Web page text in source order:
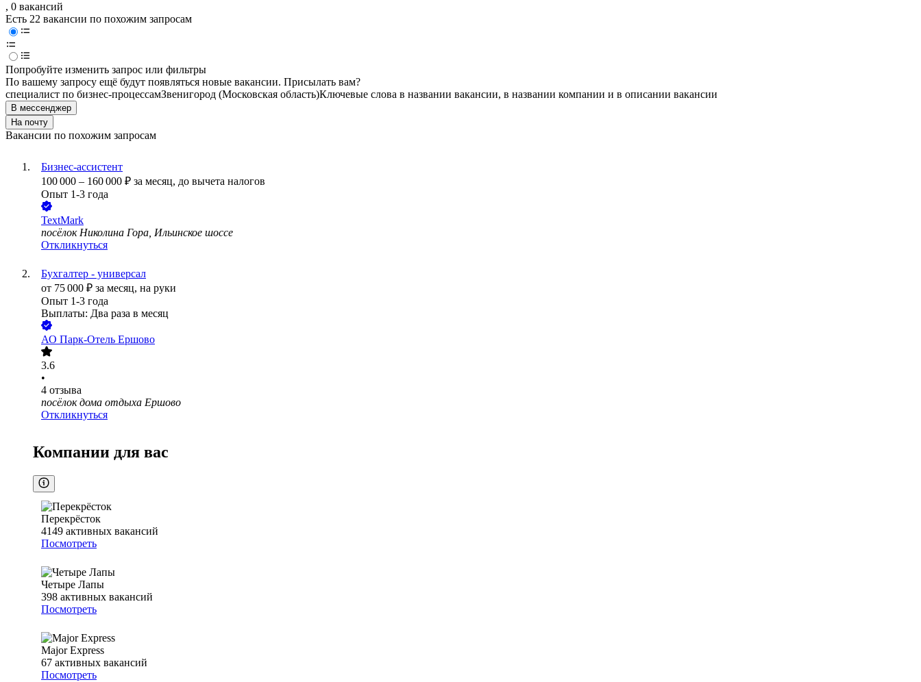
, 0 вакансий
Есть 22 вакансии по похожим запросам
Попробуйте изменить запрос или фильтры
По вашему запросу ещё будут появляться новые вакансии. Присылать вам?
специалист по бизнес-процессамЗвенигород (Московская область)Ключевые слова в названии вакансии, в названии компании и в описании вакансии
В мессенджер
На почту
Вакансии по похожим запросам
Бизнес-ассистент
100 000 – 160 000 ₽ за месяц, до вычета налогов
Опыт 1-3 года
TextMark
посёлок Николина Гора, Ильинское шоссе
Откликнуться
Бухгалтер - универсал
от 75 000 ₽ за месяц, на руки
Опыт 1-3 года
Выплаты: Два раза в месяц
АО Парк-Отель Ершово
3.6
•
4 отзыва
посёлок дома отдыха Ершово
Откликнуться
Компании для вас
Перекрёсток
4149 активных вакансий
Посмотреть
Четыре Лапы
398 активных вакансий
Посмотреть
Major Express
67 активных вакансий
Посмотреть